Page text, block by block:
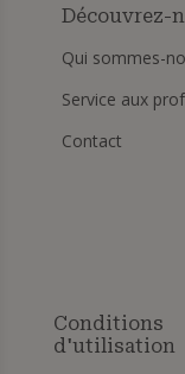
Découvrez-
Qui sommes-
Service aux
Contact
Conditions
d'utilisation